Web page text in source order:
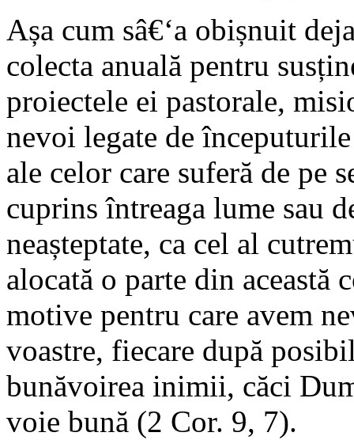
Așa cum sâ€‘a obișnuit
colecta anuală pentru
proiectele ei pastorale,
nevoi legate de
ale celor care suferă de pe
cuprins întreaga lume sau
neașteptate, ca cel al
alocată o parte din această
motive pentru care avem
voastre, fiecare după
bunăvoirea inimii, căci
voie bună (2 Cor. 9, 7).